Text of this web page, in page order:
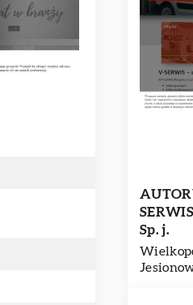
Sp. j.